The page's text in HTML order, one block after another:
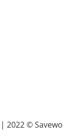
| 2022 © Savewo